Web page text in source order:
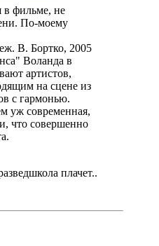
в фильме, не
По-моему
В. Бортко, 2005
Воланда в
артистов,
на сцене из
с гармонью.
уж современная,
что совершенно
плачет..